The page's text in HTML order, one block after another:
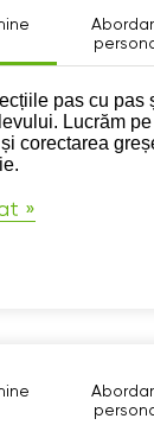
pas cu pas
Lucrăm
corectarea
»